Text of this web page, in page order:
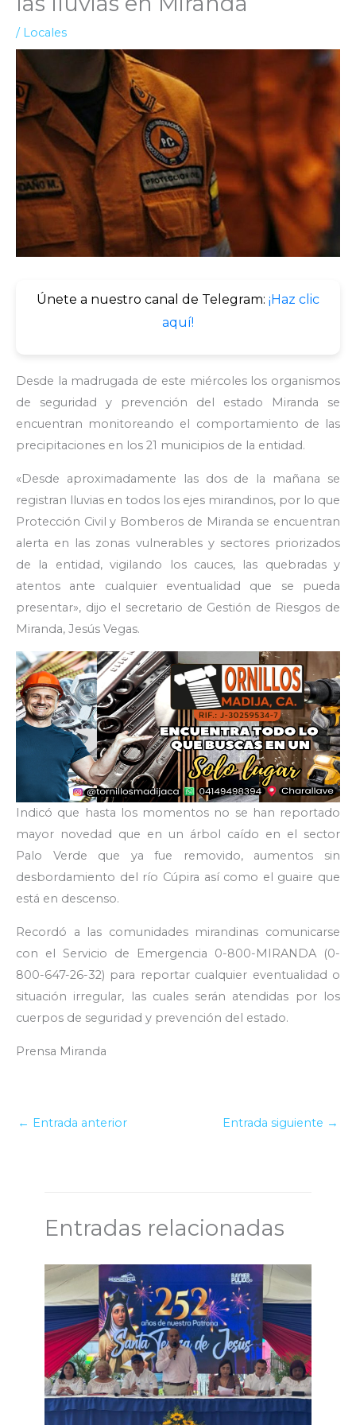
/ Locales
Únete a nuestro canal de Telegram: ¡Haz clic
aquí!
Desde la madrugada de este miércoles los organismos
de seguridad y prevención del estado Miranda se
encuentran monitoreando el comportamiento de las
precipitaciones en los 21 municipios de la entidad.
«Desde aproximadamente las dos de la mañana se
registran lluvias en todos los ejes mirandinos, por lo que
Protección Civil y Bomberos de Miranda se encuentran
alerta en las zonas vulnerables y sectores priorizados
de la entidad, vigilando los cauces, las quebradas y
atentos ante cualquier eventualidad que se pueda
presentar», dijo el secretario de Gestión de Riesgos de
Miranda, Jesús Vegas.
Indicó que hasta los momentos no se han reportado
mayor novedad que en un árbol caído en el sector
Palo Verde que ya fue removido, aumentos sin
desbordamiento del río Cúpira así como el guaire que
está en descenso.
Recordó a las comunidades mirandinas comunicarse
con el Servicio de Emergencia 0-800-MIRANDA (0-
800-647-26-32) para reportar cualquier eventualidad o
situación irregular, las cuales serán atendidas por los
cuerpos de seguridad y prevención del estado.
Prensa Miranda
← Entrada anterior Entrada siguiente →
Entradas relacionadas